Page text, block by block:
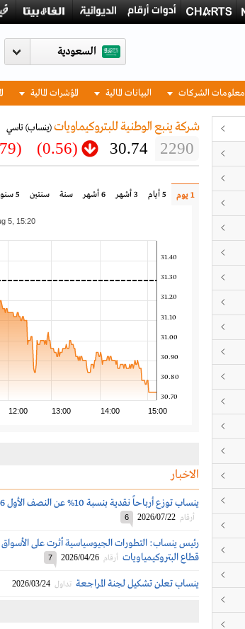
السعودية
معلومات الشركات البيانات المالية المؤشرات المالية
شركة ينبع الوطنية للبتروكيماويات (ينساب)تاسي
2290
30.74
(0.56)
(1.79 %)
1 يوم 5 أيام 3 أشهر 6 أشهر سنة سنتين 5 سنوات
12:00 13:00 14:00 15:00
30.70
30.80
30.90
31.00
31.10
31.20
31.30
31.40
5, 15:20
الاخبار
ينساب توزع أرباحاً نقدية بنسبة 10% عن النصف الأول 2026
أرقام 2026/07/22
6
رئيس ينساب: التطورات الجيوسياسية أثرت على الأسواق
قطاع البتروكيمياويات أرقام 2026/04/26
7
ينساب تعلن تشكيل لجنة المراجعة تداول 2026/03/24